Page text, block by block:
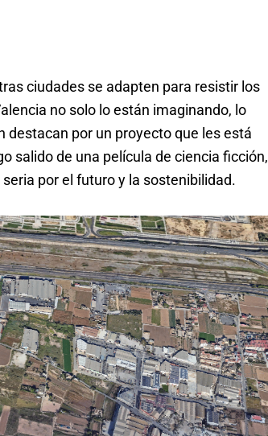
ciudades se adapten para resistir los
no solo lo están imaginando, lo
destacan por un proyecto que les está
salido de una película de ciencia ficción,
por el futuro y la sostenibilidad.